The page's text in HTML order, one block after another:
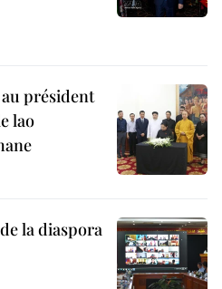
président
lao
la diaspora